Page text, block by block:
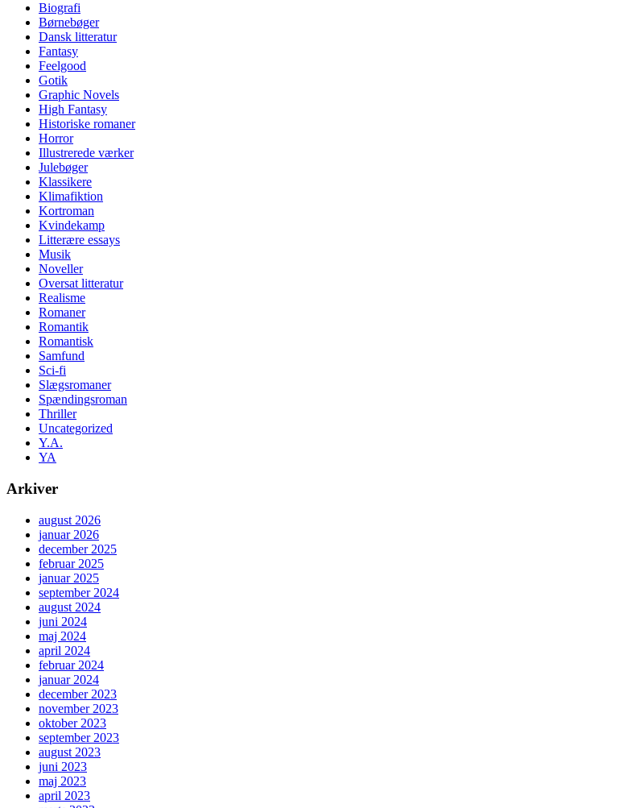
Biografi
Børnebøger
Dansk litteratur
Fantasy
Feelgood
Gotik
Graphic Novels
High Fantasy
Historiske romaner
Horror
Illustrerede værker
Julebøger
Klassikere
Klimafiktion
Kortroman
Kvindekamp
Litterære essays
Musik
Noveller
Oversat litteratur
Realisme
Romaner
Romantik
Romantisk
Samfund
Sci-fi
Slægsromaner
Spændingsroman
Thriller
Uncategorized
Y.A.
YA
Arkiver
august 2026
januar 2026
december 2025
februar 2025
januar 2025
september 2024
august 2024
juni 2024
maj 2024
april 2024
februar 2024
januar 2024
december 2023
november 2023
oktober 2023
september 2023
august 2023
juni 2023
maj 2023
april 2023